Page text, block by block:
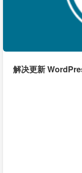
解决更新